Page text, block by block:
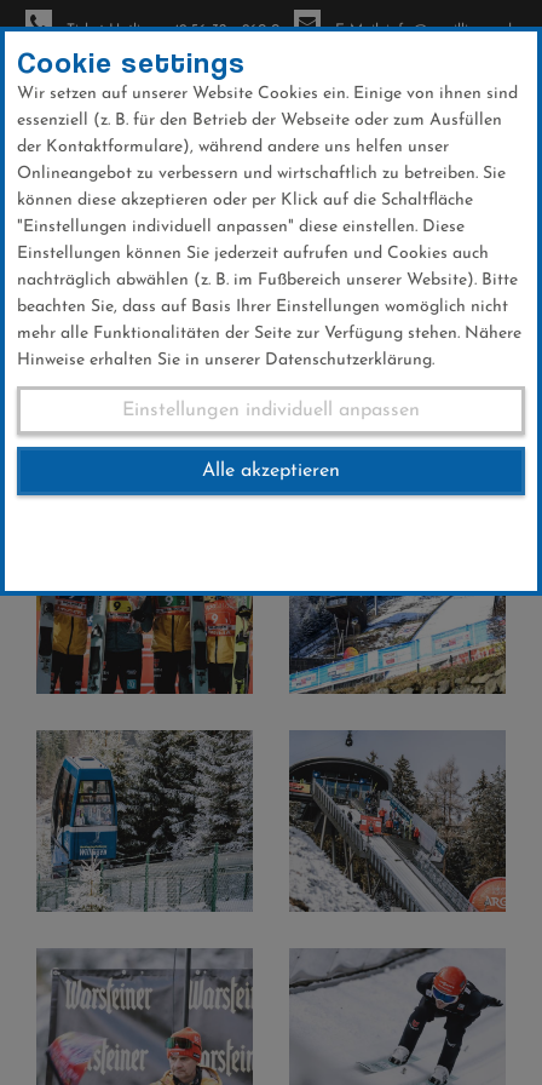
Direkt
zum
Inhalt
Ticket-Hotline: +49 56 32 - 960-0 E-Mail: info@sc-willingen.de
Galerien
Mediathek Weltcup Willingen 2025 /
Media Library World Cup Willingen 2025
Cookie settings
Wir setzen auf unserer Website Cookies ein. Einige von ihnen sind
essenziell (z. B. für den Betrieb der Webseite oder zum Ausfüllen
der Kontaktformulare), während andere uns helfen unser
Onlineangebot zu verbessern und wirtschaftlich zu betreiben. Sie
können diese akzeptieren oder per Klick auf die Schaltfläche
"Einstellungen individuell anpassen" diese einstellen. Diese
Einstellungen können Sie jederzeit aufrufen und Cookies auch
nachträglich abwählen (z. B. im Fußbereich unserer Website). Bitte
beachten Sie, dass auf Basis Ihrer Einstellungen womöglich nicht
mehr alle Funktionalitäten der Seite zur Verfügung stehen. Nähere
Hinweise erhalten Sie in unserer Datenschutzerklärung.
Einstellungen individuell anpassen
Alle akzeptieren